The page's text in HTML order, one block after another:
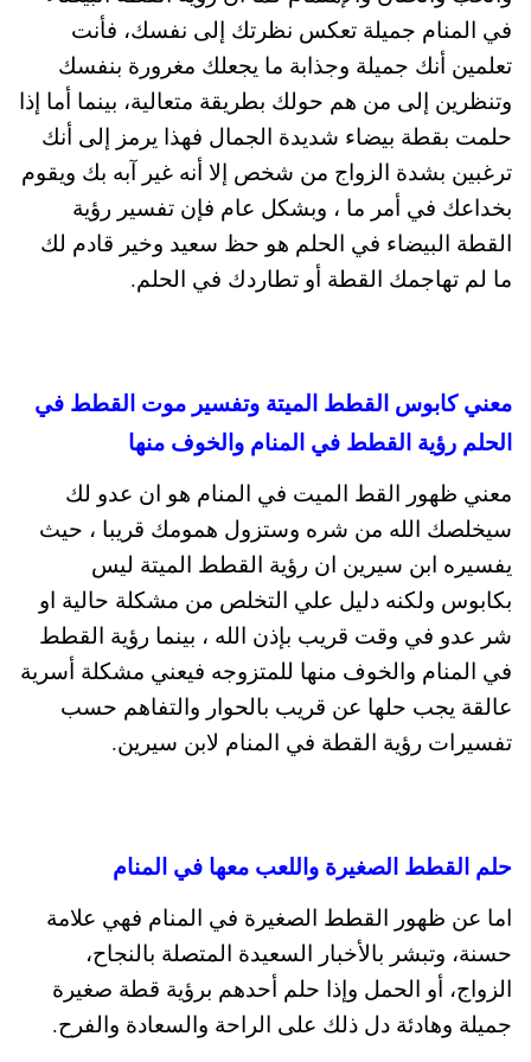
في المنام جميلة تعكس نظرتك إلى نفسك، فأنت
تعلمين أنك جميلة وجذابة ما يجعلك مغرورة بنفسك
وتنظرين إلى من هم حولك بطريقة متعالية، بينما أما إذا
حلمت بقطة بيضاء شديدة الجمال فهذا يرمز إلى أنك
ترغبين بشدة الزواج من شخص إلا أنه غير آبه بك ويقوم
بخداعك في أمر ما ، وبشكل عام فإن تفسير رؤية
القطة البيضاء في الحلم هو حظ سعيد وخير قادم لك
ما لم تهاجمك القطة أو تطاردك في الحلم.
معني كابوس القطط الميتة وتفسير موت القطط في
الحلم رؤية القطط في المنام والخوف منها
معني ظهور القط الميت في المنام هو ان عدو لك
سيخلصك الله من شره وستزول همومك قريبا ، حيث
يفسيره ابن سيرين ان رؤية القطط الميتة ليس
بكابوس ولكنه دليل علي التخلص من مشكلة حالية او
شر عدو في وقت قريب بإذن الله ، بينما رؤية القطط
في المنام والخوف منها للمتزوجه فيعني مشكلة أسرية
عالقة يجب حلها عن قريب بالحوار والتفاهم حسب
تفسيرات رؤية القطة في المنام لابن سيرين.
حلم القطط الصغيرة واللعب معها في المنام
اما عن ظهور القطط الصغيرة في المنام فهي علامة
حسنة، وتبشر بالأخبار السعيدة المتصلة بالنجاح،
الزواج، أو الحمل وإذا حلم أحدهم برؤية قطة صغيرة
جميلة وهادئة دل ذلك على الراحة والسعادة والفرح.